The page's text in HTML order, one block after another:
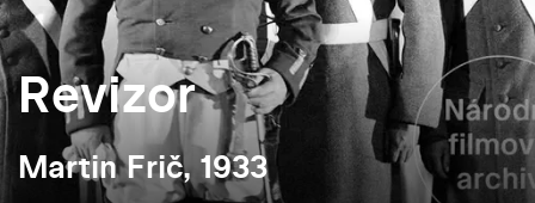
Revizor
Martin Frič, 1933